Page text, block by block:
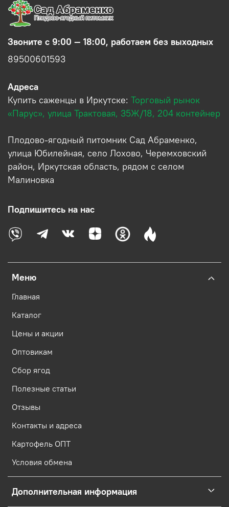
Меню
Главная
Каталог
Цены и акции
Оптовикам
Сбор ягод
Полезные статьи
Отзывы
Контакты и адреса
Картофель ОПТ
Условия обмена
Дополнительная информация
Звоните с 9:00 — 18:00, работаем без выходных
89500601593
Адреса
Купить саженцы в Иркутске: Торговый рынок
«Парус», улица Трактовая, 35Ж/18, 204 контейнер
Плодово-ягодный питомник Сад Абраменко,
улица Юбилейная, село Лохово, Черемховский
район, Иркутская область, рядом с селом
Малиновка
Подпишитесь на нас